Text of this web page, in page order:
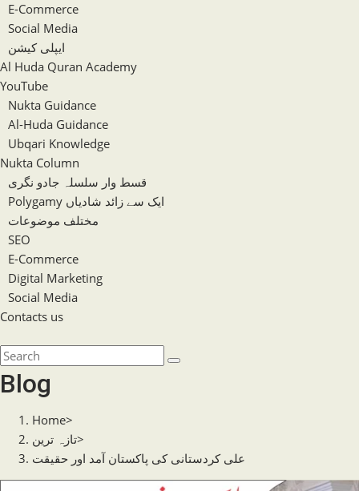
E-Commerce
Social Media
ایپلی کیشن
Al Huda Quran Academy
YouTube
Nukta Guidance
Al-Huda Guidance
Ubqari Knowledge
Nukta Column
قسط وار سلسلہ جادو نگری
Polygamy ایک سے زائد شادیاں
مختلف موضوعات
SEO
E-Commerce
Digital Marketing
Social Media
Contacts us
website
search
Search
this
website
Blog
Home>
تازہ ترین>
علی کردستانی کی پاکستان آمد اور حقیقت